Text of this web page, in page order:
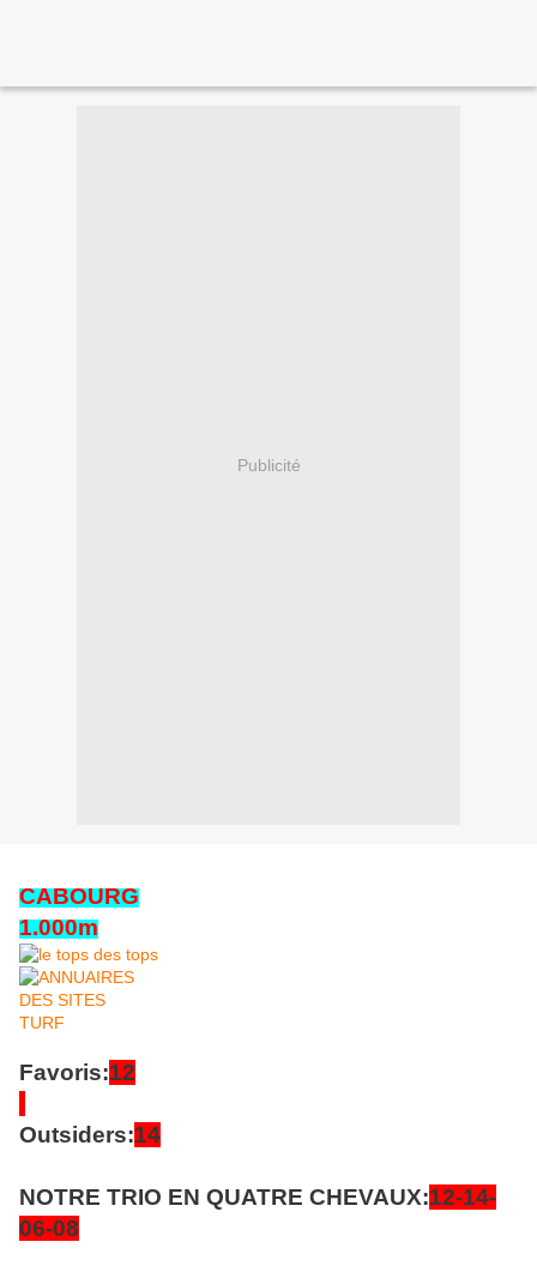
Publicité
CABOURG
1.000m
Favoris:12
Outsiders:14
NOTRE TRIO EN QUATRE CHEVAUX:12-14-
06-08